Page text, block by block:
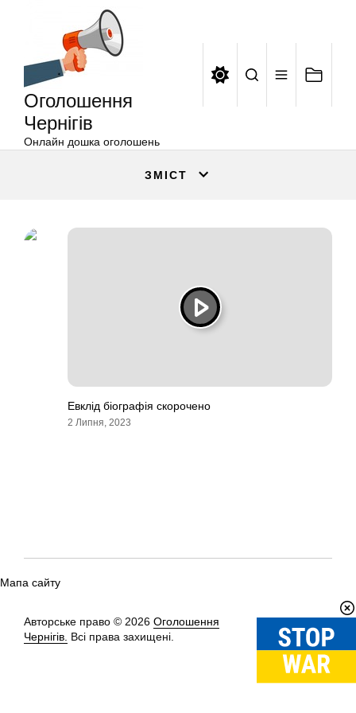
Оголошення
Чернігів
Онлайн дошка оголошень
ЗМІСТ
Евклід біографія скорочено
2 Липня, 2023
Мапа сайту
Авторське право © 2026 Оголошення
Чернігів. Всі права захищені.
Вгору↑